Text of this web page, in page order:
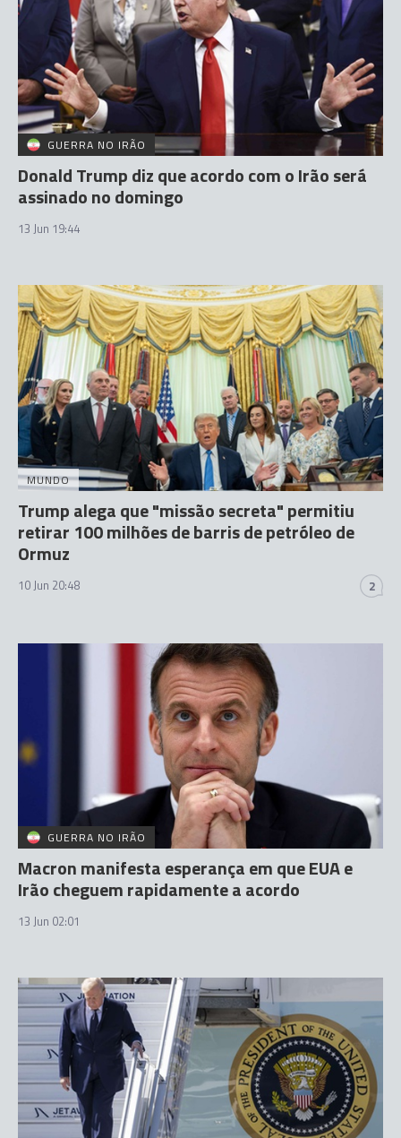
GUERRA NO IRÃO
Donald Trump diz que acordo com o Irão será
assinado no domingo
13 Jun 19:44
MUNDO
Trump alega que "missão secreta" permitiu
retirar 100 milhões de barris de petróleo de
Ormuz
10 Jun 20:48 2
GUERRA NO IRÃO
Macron manifesta esperança em que EUA e
Irão cheguem rapidamente a acordo
13 Jun 02:01